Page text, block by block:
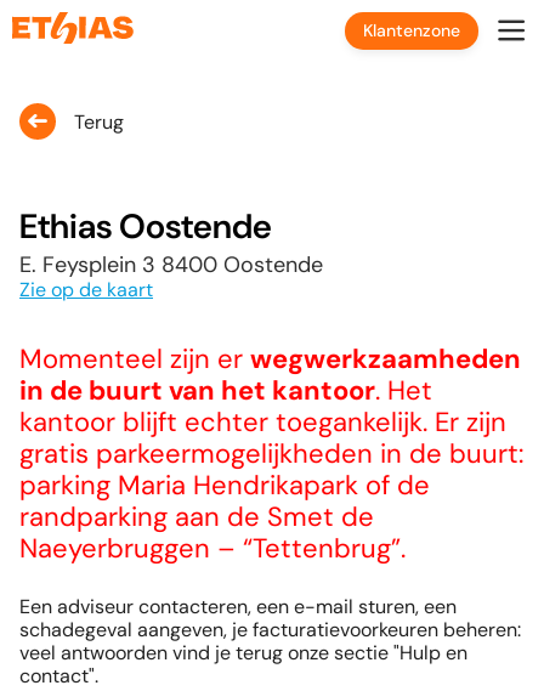
Klantenzone
Terug
Ethias Oostende
E. Feysplein 3 8400 Oostende
Zie op de kaart
Momenteel zijn er wegwerkzaamheden
in de buurt van het kantoor. Het
kantoor blijft echter toegankelijk. Er zijn
gratis parkeermogelijkheden in de buurt:
parking Maria Hendrikapark of de
randparking aan de Smet de
Naeyerbruggen – “Tettenbrug”.
Een adviseur contacteren, een e-mail sturen, een
schadegeval aangeven, je facturatievoorkeuren beheren:
veel antwoorden vind je terug onze sectie "Hulp en
contact".